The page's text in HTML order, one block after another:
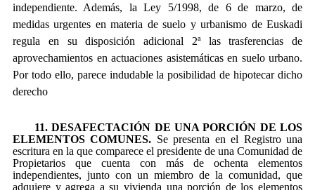
independiente. Además, la Ley 5/1998, de 6 de marzo, de
medidas urgentes en materia de suelo y urbanismo de Euskadi
regula en su disposición adicional 2ª las trasferencias de
aprovechamientos en actuaciones asistemáticas en suelo urbano.
Por todo ello, parece indudable la posibilidad de hipotecar dicho
derecho
11. DESAFECTACIÓN DE UNA PORCIÓN DE LOS
ELEMENTOS COMUNES. Se presenta en el Registro una
escritura en la que comparece el presidente de una Comunidad de
Propietarios que cuenta con más de ochenta elementos
independientes, junto con un miembro de la comunidad, que
adquiere y agrega a su vivienda una porción de los elementos